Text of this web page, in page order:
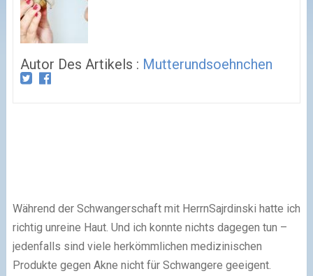
Autor Des Artikels : Mutterundsoehnchen
Während der Schwangerschaft mit HerrnSajrdinski hatte ich
richtig unreine Haut. Und ich konnte nichts dagegen tun –
jedenfalls sind viele herkömmlichen medizinischen
Produkte gegen Akne nicht für Schwangere geeigent.